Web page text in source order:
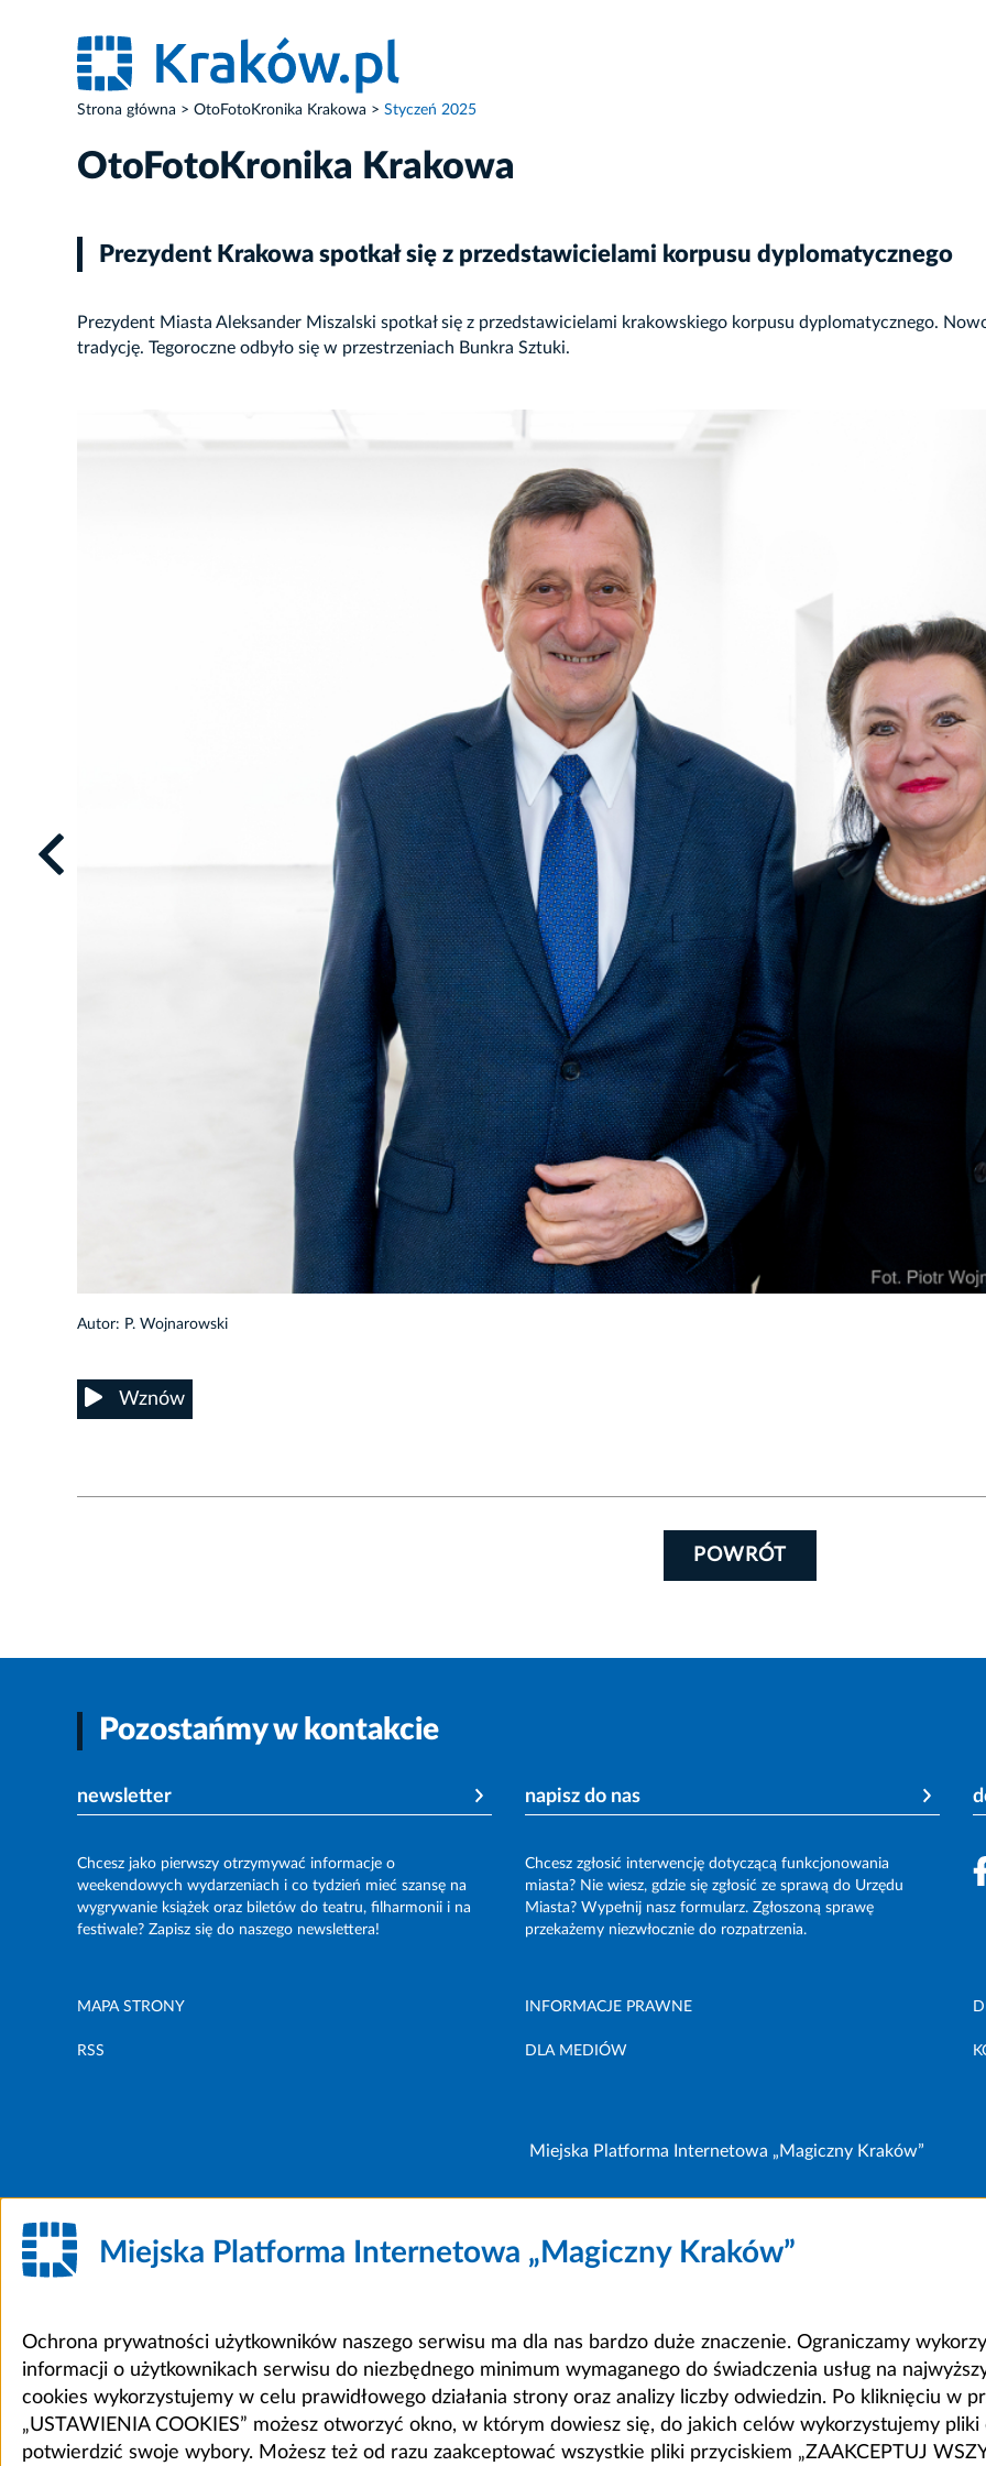
Strona główna OtoFotoKronika Krakowa Styczeń 2025
OtoFotoKronika Krakowa
Prezydent Krakowa spotkał się z przedstawicielami korpusu dyplomatycznego
Prezydent Miasta Aleksander Miszalski spotkał się z przedstawicielami krakowskiego korpusu dyplomatycznego.
tradycję. Tegoroczne odbyło się w przestrzeniach Bunkra Sztuki.
Autor: P. Wojnarowski
Wznów
POWRÓT
Pozostańmy w kontakcie
newsletter
Chcesz jako pierwszy otrzymywać informacje o
weekendowych wydarzeniach i co tydzień mieć szansę na
wygrywanie książek oraz biletów do teatru, filharmonii i na
festiwale? Zapisz się do naszego newslettera!
napisz do nas
Chcesz zgłosić interwencję dotyczącą funkcjonowania
miasta? Nie wiesz, gdzie się zgłosić ze sprawą do Urzędu
Miasta? Wypełnij nasz formularz. Zgłoszoną sprawę
przekażemy niezwłocznie do rozpatrzenia.
MAPA STRONY INFORMACJE PRAWNE
RSS DLA MEDIÓW
Miejska Platforma Internetowa „Magiczny Kraków”
Miejska Platforma Internetowa „Magiczny Kraków”
Ochrona prywatności użytkowników naszego serwisu ma dla nas bardzo duże znaczenie. Ograniczamy
informacji o użytkownikach serwisu do niezbędnego minimum wymaganego do świadczenia usług na
cookies wykorzystujemy w celu prawidłowego działania strony oraz analizy liczby odwiedzin. Po kliknięciu w
„USTAWIENIA COOKIES” możesz otworzyć okno, w którym dowiesz się, do jakich celów wykorzystujemy pliki
potwierdzić swoje wybory. Możesz też od razu zaakceptować wszystkie pliki przyciskiem „ZAAKCEPTUJ